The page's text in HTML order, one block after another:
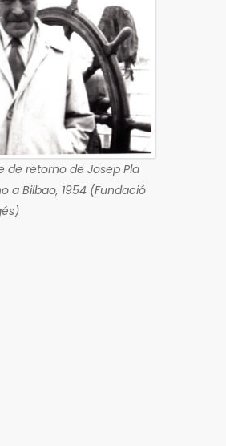
de retorno de Josep Pla
a Bilbao, 1954 (Fundació